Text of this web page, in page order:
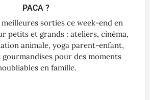
PACA ?
sorties ce week-end en
petits et grands : ateliers, cinéma,
animale, yoga parent-enfant,
pour des moments
en famille.